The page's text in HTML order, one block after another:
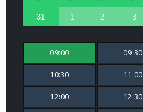
31 1 2 3
09:00 09:30
10:30 11:00
12:00 12:30